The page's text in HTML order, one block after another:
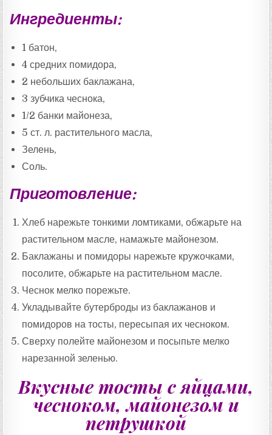
Ингредиенты:
1 батон,
4 средних помидора,
2 небольших баклажана,
3 зубчика чеснока,
1/2 банки майонеза,
5 ст. л. растительного масла,
Зелень,
Соль.
Приготовление:
Хлеб нарежьте тонкими ломтиками, обжарьте на
растительном масле, намажьте майонезом.
Баклажаны и помидоры нарежьте кружочками,
посолите, обжарьте на растительном масле.
Чеснок мелко порежьте.
Укладывайте бутерброды из баклажанов и
помидоров на тосты, пересыпая их чесноком.
Сверху полейте майонезом и посыпьте мелко
нарезанной зеленью.
Вкусные тосты с яйцами,
чесноком, майонезом и
петрушкой